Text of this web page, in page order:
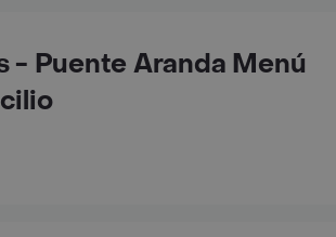
- Puente Aranda Menú